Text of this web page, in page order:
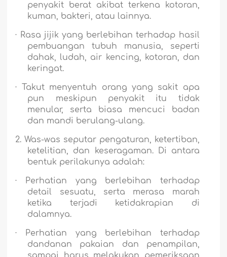
penyakit berat akibat terkena kotoran,
kuman, bakteri, atau lainnya.
· Rasa jijik yang berlebihan terhadap hasil
pembuangan tubuh manusia, seperti
dahak, ludah, air kencing, kotoran, dan
keringat.
·
Takut menyentuh orang yang sakit apa
pun meskipun penyakit itu tidak
menular, serta biasa mencuci badan
dan mandi berulang-ulang.
2. Was-was seputar pengaturan, ketertiban,
ketelitian, dan keseragaman.Di antara
bentuk perilakunya adalah:
·
Perhatian yang berlebihan terhadap
detail sesuatu, serta merasa marah
ketika terjadi ketidakrapian di
dalamnya.
·
Perhatian yang berlebihan terhadap
dandanan pakaian dan penampilan,